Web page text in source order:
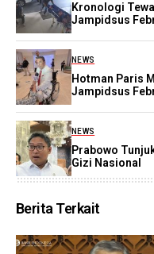
Kronologi
Jampidsus
NEWS
Hotman Paris
Jampidsus
NEWS
Prabowo
Gizi Nasional
Berita Terkait